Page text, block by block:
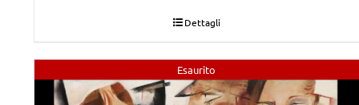
Dettagli
Esaurito